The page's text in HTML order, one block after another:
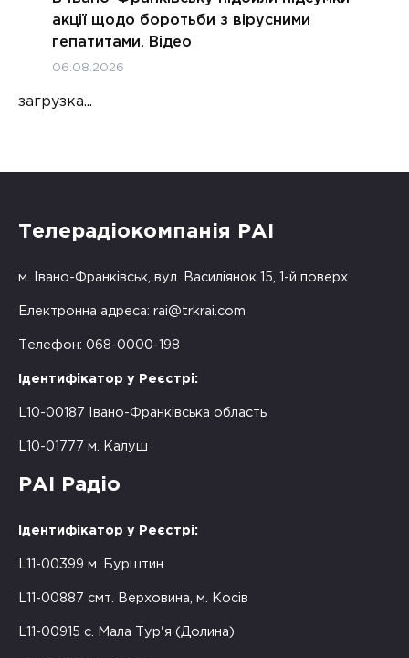
акції щодо боротьби з вірусними
гепатитами. Відео
06.08.2026
загрузка...
Телерадіокомпанія РАІ
м. Івано-Франківськ, вул. Василіянок 15, 1-й поверх
Електронна адреса: rai@trkrai.com
Телефон: 068-0000-198
Ідентифікатор у Реєстрі:
L10-00187 Івано-Франківська область
L10-01777 м. Калуш
РАІ Радіо
Ідентифікатор у Реєстрі:
L11-00399 м. Бурштин
L11-00887 смт. Верховина, м. Косів
L11-00915 с. Мала Тур'я (Долина)